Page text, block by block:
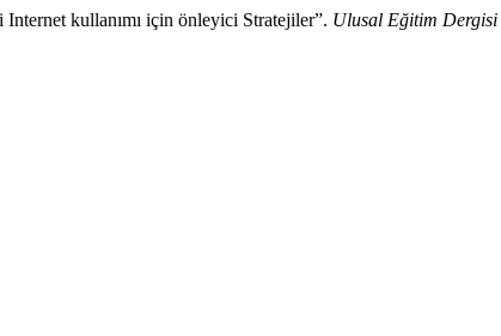
Internet kullanımı için önleyici Stratejiler”. Ulusal Eğitim Dergisi